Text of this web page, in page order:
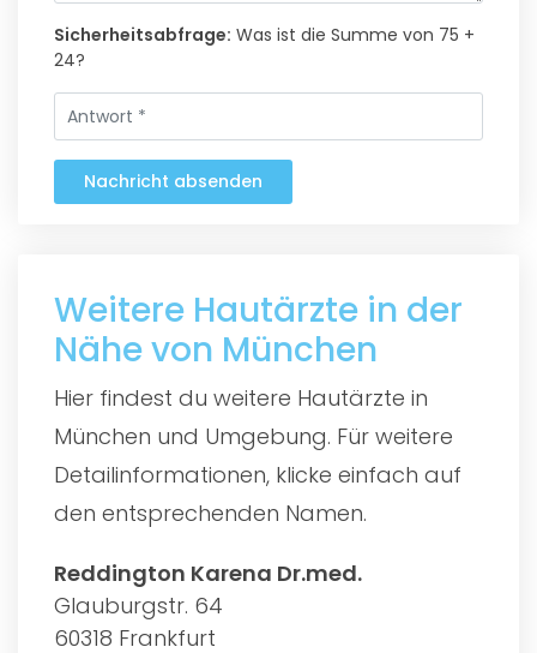
Sicherheitsabfrage: Was ist die Summe von 75 +
24?
Nachricht absenden
Weitere Hautärzte in der
Nähe von München
Hier findest du weitere Hautärzte in
München und Umgebung. Für weitere
Detailinformationen, klicke einfach auf
den entsprechenden Namen.
Reddington Karena Dr.med.
Glauburgstr. 64
60318 Frankfurt